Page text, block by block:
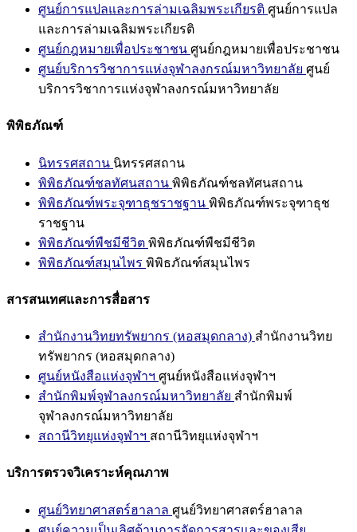
ศูนย์การแปลและการล่ามเฉลิมพระเกียรติ ศูนย์การแปล
และการล่ามเฉลิมพระเกียรติ
ศูนย์กฎหมายเพื่อประชาชน ศูนย์กฎหมายเพื่อประชาชน
ศูนย์บริการวิชาการแห่งจุฬาลงกรณ์มหาวิทยาลัย ศูนย์
บริการวิชาการแห่งจุฬาลงกรณ์มหาวิทยาลัย
พิพิธภัณฑ์
นิทรรศสถาน นิทรรศสถาน
พิพิธภัณฑ์ชลทัศนสถาน พิพิธภัณฑ์ชลทัศนสถาน
พิพิธภัณฑ์พระจุฑาธุชราชฐาน พิพิธภัณฑ์พระจุฑาธุช
ราชฐาน
พิพิธภัณฑ์พืชมีชีวิต พิพิธภัณฑ์พืชมีชีวิต
พิพิธภัณฑ์สมุนไพร พิพิธภัณฑ์สมุนไพร
สารสนเทศและการสื่อสาร
สำนักงานวิทยทรัพยากร (หอสมุดกลาง) สำนักงานวิทย
ทรัพยากร (หอสมุดกลาง)
ศูนย์หนังสือแห่งจุฬาฯ ศูนย์หนังสือแห่งจุฬาฯ
สำนักพิมพ์จุฬาลงกรณ์มหาวิทยาลัย สำนักพิมพ์
จุฬาลงกรณ์มหาวิทยาลัย
สถานีวิทยุแห่งจุฬาฯ สถานีวิทยุแห่งจุฬาฯ
บริการตรวจวิเคราะห์คุณภาพ
ศูนย์วิทยาศาสตร์ฮาลาล ศูนย์วิทยาศาสตร์ฮาลาล